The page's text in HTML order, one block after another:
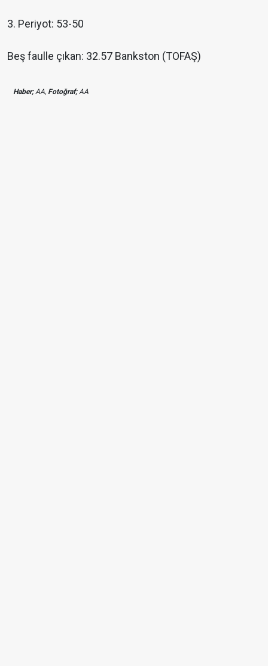
3. Periyot: 53-50
Beş faulle çıkan: 32.57 Bankston (TOFAŞ)
Haber;AA, Fotoğraf;AA